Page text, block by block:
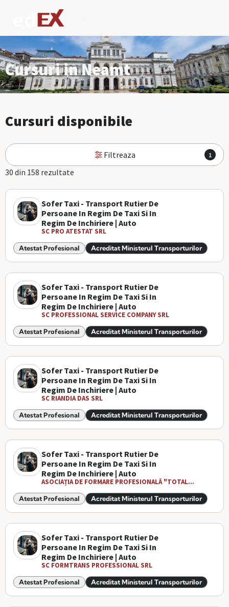
Cursuri in Neamt
Cursuri disponibile
Filtreaza 1
30 din 158 rezultate
Sofer Taxi - Transport Rutier De
Persoane In Regim De Taxi Si In
Regim De Inchiriere | Auto
SC PRO ATESTAT SRL
Atestat Profesional Acreditat Ministerul Transporturilor
Sofer Taxi - Transport Rutier De
Persoane In Regim De Taxi Si In
Regim De Inchiriere | Auto
SC PROFESSIONAL SERVICE COMPANY SRL
Atestat Profesional Acreditat Ministerul Transporturilor
Sofer Taxi - Transport Rutier De
Persoane In Regim De Taxi Si In
Regim De Inchiriere | Auto
SC RIANDIA DAS SRL
Atestat Profesional Acreditat Ministerul Transporturilor
Sofer Taxi - Transport Rutier De
Persoane In Regim De Taxi Si In
Regim De Inchiriere | Auto
ASOCIAȚIA DE FORMARE PROFESIONALĂ "TOTAL...
Atestat Profesional Acreditat Ministerul Transporturilor
Sofer Taxi - Transport Rutier De
Persoane In Regim De Taxi Si In
Regim De Inchiriere | Auto
SC FORMTRANS PROFESSIONAL SRL
Atestat Profesional Acreditat Ministerul Transporturilor